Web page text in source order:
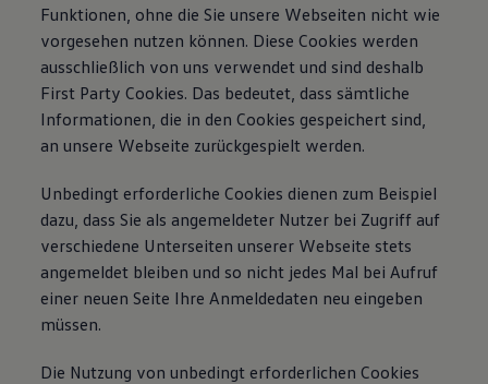
Funktionen, ohne die Sie unsere Webseiten nicht wie
vorgesehen nutzen können. Diese Cookies werden
ausschließlich von uns verwendet und sind deshalb
First Party Cookies. Das bedeutet, dass sämtliche
Informationen, die in den Cookies gespeichert sind,
an unsere Webseite zurückgespielt werden.
Unbedingt erforderliche Cookies dienen zum Beispiel
dazu, dass Sie als angemeldeter Nutzer bei Zugriff auf
verschiedene Unterseiten unserer Webseite stets
angemeldet bleiben und so nicht jedes Mal bei Aufruf
einer neuen Seite Ihre Anmeldedaten neu eingeben
müssen.
Die Nutzung von unbedingt erforderlichen Cookies